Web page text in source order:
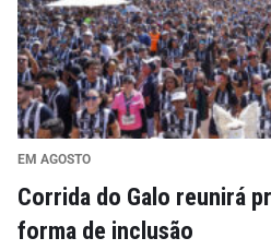
EM AGOSTO
Corrida do Galo reunirá
forma de inclusão